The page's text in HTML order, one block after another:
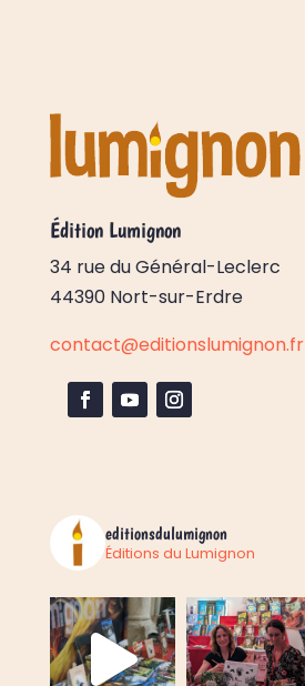
Édition Lumignon
34 rue du Général-Leclerc
44390 Nort-sur-Erdre
contact@editionslumignon.fr
editionsdulumignon
Éditions du Lumignon